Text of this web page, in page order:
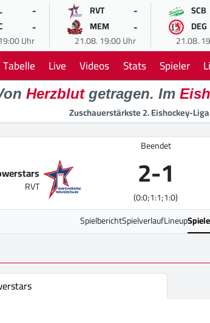
-
-
Uhr
RVT -
MEM -
21.08. 19:00 Uhr
SCB
DEG
21.08.
Tabelle Live Videos Stats Spieler
Herzblutgetragen. Im
Zuschauerstärkste 2. Eishockey-
Beendet
RVT 2-1
(0:0;1:1;1:0)
SpielberichtSpielverlaufLineup